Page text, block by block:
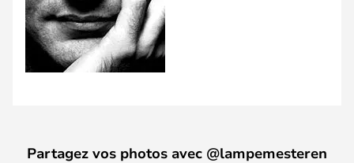
Partagez vos photos avec @lampemesteren